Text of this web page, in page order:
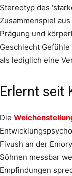
Stereotyp des
Zusammenspiel
Prägung und
Geschlecht
als lediglich eine
Erlernt seit
Die
Fivush an der
Söhnen messbar
Empfindungen